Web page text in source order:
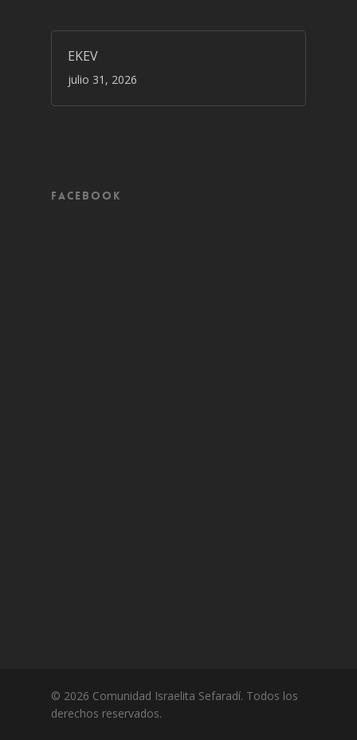
EKEV
julio 31, 2026
Facebook
© 2026 Comunidad Israelita Sefaradí. Todos los
derechos reservados.